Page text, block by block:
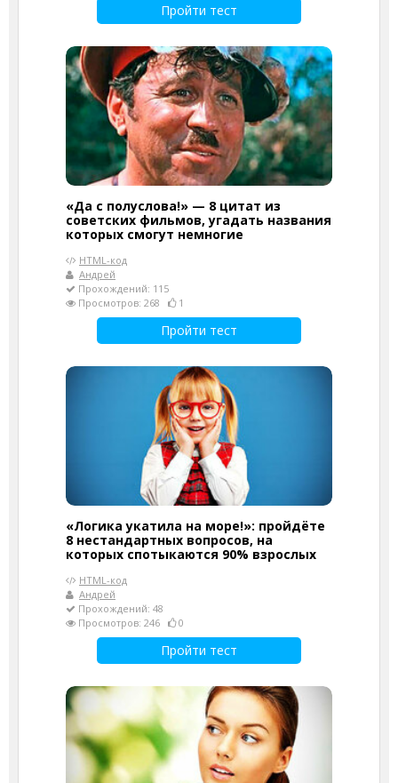
Пройти тест
«Да с полуслова!» — 8 цитат из
советских фильмов, угадать названия
которых смогут немногие
HTML-код
Андрей
Прохождений: 115
Просмотров: 268
1
Пройти тест
«Логика укатила на море!»: пройдёте
8 нестандартных вопросов, на
которых спотыкаются 90% взрослых
HTML-код
Андрей
Прохождений: 48
Просмотров: 246
0
Пройти тест